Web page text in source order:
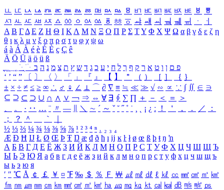
ㅥ ㅦ ㅧ ㅨ ㅩ ㅪ ㅫ ㅬ ㅭ ㅮ ㅯ ㅰ ㅱ ㅲ ㅳ ㅴ ㅵ ㅶ ㅷ ㅸ
ㅹ
ㅺ ㅻ ㅼ ㅽ ㅾ ㅿ ㆀ ㆁ ㆂ ㆃ ㆄ ㆅ ㆆ ㆇ ㆈ ㆉ ㆊ ㆋ ㆌ ㆍ
ㆎ
Α Β ΓΔ Ε Ζ Η Θ Ι ΚΛ Μ Ν Ξ Ο Π Ρ Σ ΤΥ Φ Χ Ψ Ω α β γ δ ε ζ η
θ ι κ λ μ ν ξ ο π ρ σ τ υ φ χ ψ ω
á à Á À é è É È ç Ç ê
Ä Ö Ü ä ö ü ß
ִֶֹ ֻּ ׁׂ פ ם ן ו ט א ר ק ף ך ל ח י ע כ ג ד ש ץ ת צ מ נ ה ב
‘ ’ “ ” 〔 〕 〈 〉 「 」 『 』 【 】 ＂ （ ） ［ ］ ｛ ｝
± × ÷ ≠ ≤ ≥ ∞ ∴ ♂ ♀ ∠ ⊥ ⌒ ∂ ∇ ≡ ≒ ≪ ≫ √ ∽ ∝ ∵ ∫ ∬ ∈ ∋
⊆ ⊇ ⊂ ⊃ ∪ ∩ ∧ ∨ ￢ ⇒ ⇔ ∀ ∃ ∮ ∑ ∏ ＋ － ＜ ＝
＞
、
。 · ‥ … ¨ 〃 ― ＼ ∼ ´ ～ ˇ ˘ ˝ ˚ ˙ ¸ ¡ ¿ ː ！ ＇ ， ． ／
：
；
？ ＾ ｀
½ ⅓ ⅔ ¼ ¾ ⅛ ⅜ ⅝ ⅞ ¹ ² ³ ⁴ ⁿ ₁ ₂ ₃ ₄
Æ Ð Ħ Ĳ Ł Ø Œ Þ Ŧ Ŋ æ đ ð ħ ı ĳ ĸ ŀ ł ø œ ß þ ŧ ŋ ŉ
А Б В Г Д Е Ё Ж З И Й К Л М Н О П Р С Т У Ф Х Ц Ч Ш Щ Ъ
Ы Ь Э Ю Я а б в г д е ё ж з и й к л м н о п р с т у ф х ц ч ш щ ъ
ы ь э ю я
′ ″ ℃ Å ￠ ￡ ￥ ¤ ℉ ‰ ＄ ％ Ｆ ￦ ㎕ ㎖ ㎗ ℓ ㎘ ㏄ ㎣ ㎤ ㎥ ㎦
㎙ ㎚ ㎛ ㎜ ㎝ ㎞ ㎟ ㎠ ㎡ ㎢ ㏊ ㎍ ㎎ ㎏ ㏏ ㎈ ㎉ ㏈ ㎧ ㎨ ㎰